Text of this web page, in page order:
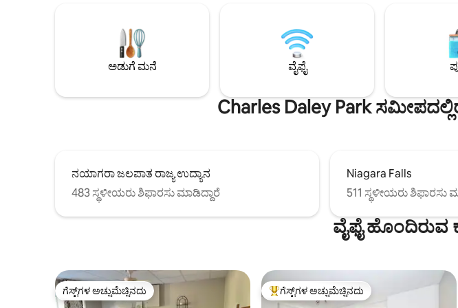
BBQ. ದ್ರಾಕ್ಷಿತೋಟಗಳು, ಪೀಚ್, ನೆಕ್ಟರಿನ್ ಮತ್ತು
ಪ್ಲಮ್‌ಗಳಲ್ಲಿ ಹೊಂದಿಸಿ. ವೈನ್‌ಉತ್ಪಾದನಾ ಕೇಂದ್ರಗಳು
ಮತ್ತು ಅಂಗಡಿಗಳಿಗೆ ಹತ್ತಿರ. ಉಚಿತ ಟೆಸ್ಲಾ ಚಾರ್ಜಿಂಗ್.
ಕಾಟೇಜ್‌ನಿಂದ ಹಣ್ಣಿನ ತೋಟಗಳು ಮತ್ತು ಸರೋವರದ
ಇದ್ದೇವೆ. ಈಗಲೇ ನಿಮ್ಮ ಎಸ್ಕೇಪ್ ಅನ್ನು ಬುಕ್ ಮಾಡಿ
ಮತ್ತು ನಮ್ಮ ಲೇಕ್‌ಫ್ರಂಟ್ ಫಾರ್ಮ್ ಅನ್ನು ಅನುಭವಿಸಿ.
ಅಡುಗೆ ಮನೆ ವೈಫೈ
Charles Daley Park
ನಯಾಗರಾ ಜಲಪಾತ ರಾಜ್ಯ ಉದ್ಯಾನ
483 ಸ್ಥಳೀಯರು ಶಿಫಾರಸು ಮಾಡಿದ್ದಾರೆ
Niagara Falls
511 ಸ್ಥಳೀಯರು ಶಿಫಾರಸು
ವೈಫೈ
ಗೆಸ್ಟ್‌ಗಳ ಅಚ್ಚುಮೆಚ್ಚಿನದು
ಗೆಸ್ಟ್‌ಗಳ ಅಚ್ಚುಮೆಚ್ಚಿನದು ಗೆಸ್ಟ್‌ಗಳಿಗೆ ಅತಿ ಹೆಚ್ಚು ಅಚ್ಚುಮೆಚ್ಚಿನದು
ಗೆಸ್ಟ್‌ಗಳ ಅಚ್ಚುಮೆಚ್ಚಿನದು